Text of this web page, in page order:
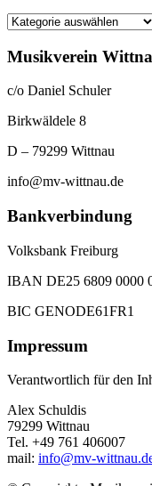
Kategorien
Musikverein
c/o Daniel Schuler
Birkwäldele 8
D – 79299 Wittnau
info@mv-wittnau.de
Bankverbindung
Volksbank Freiburg
IBAN DE25 6809 0000
BIC GENODE61FR1
Impressum
Verantwortlich für den
Alex Schuldis
79299 Wittnau
Tel. +49 761 406007
mail: info@mv-